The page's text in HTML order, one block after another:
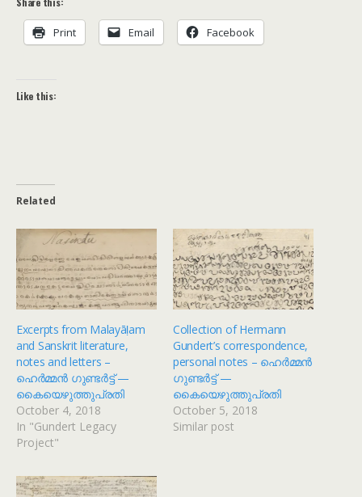
Print Email Facebook
Like this:
Related
Excerpts from Malayāḷam
and Sanskrit literature,
notes and letters –
ഹെർമ്മൻ ഗുണ്ടർട്ട് —
കൈയെഴുത്തുപ്രതി
October 4, 2018
In "Gundert Legacy
Project"
Collection of Hermann
Gundert’s correspondence,
personal notes – ഹെർമ്മൻ
ഗുണ്ടർട്ട് —
കൈയെഴുത്തുപ്രതി
October 5, 2018
Similar post